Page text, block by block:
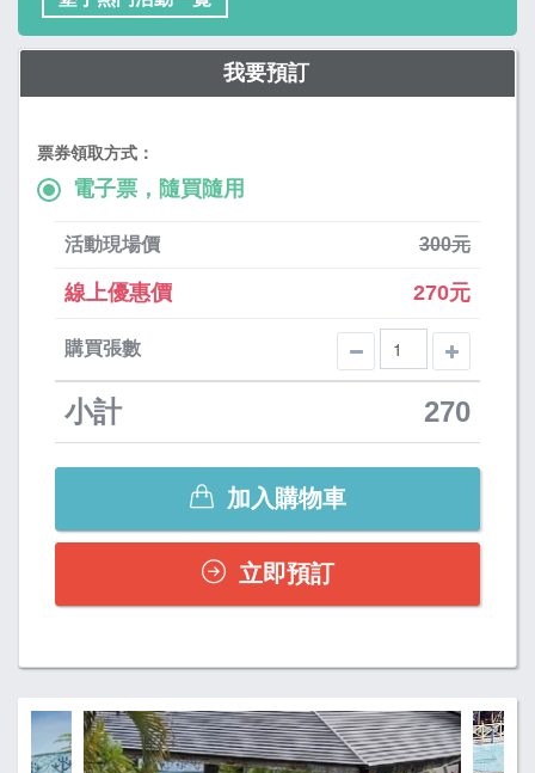
我要預訂
票券領取方式：
電子票，隨買隨用
活動現場價 300元
線上優惠價 270元
購買張數
小計 270
加入購物車
立即預訂